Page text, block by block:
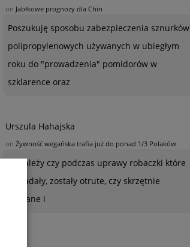
on Jabłkowe prognozy dla Chin
Poszukuję sposobu zabezpieczenia sznurków
polipropylenowych używanych w ubiegłym
roku do "prowadzenia" pomidorów w
szklarence oraz
Urszula Hahajska
on Żywność wegańska trafia już do ponad 1/3 Polaków
To zależy czy podczas uprawy robaczki które
ją zjadały, zostały otrute, czy skrzętnie
zebrane i